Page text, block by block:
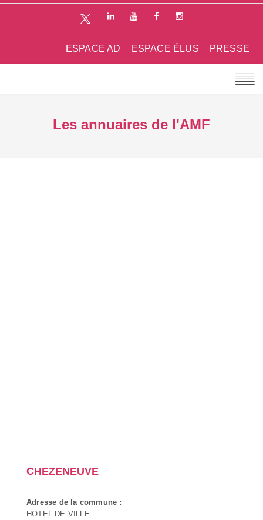
PRESSE
ESPACE ÉLUS
ESPACE AD
Les annuaires de l'AMF
CHEZENEUVE
Adresse de la commune :
HOTEL DE VILLE